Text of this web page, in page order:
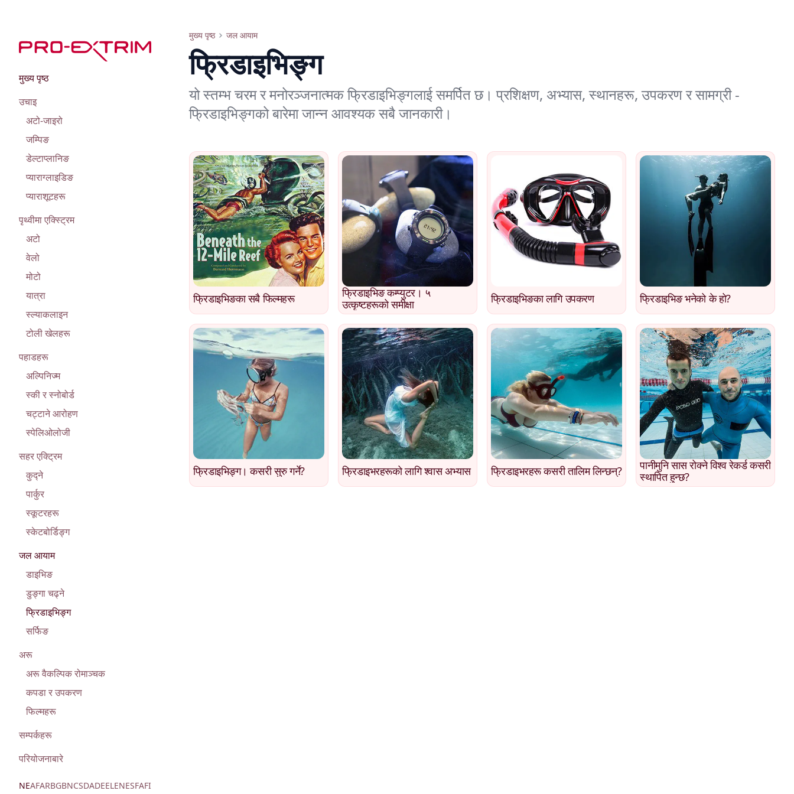
मुख्य पृष्ठ
उचाइ
अटो-जाइरो
जम्पिङ
डेल्टाप्लानिङ
प्याराग्लाइडिङ
प्याराशूटहरू
पृथ्वीमा एक्स्ट्रिम
अटो
वेलो
मोटो
यात्रा
स्ल्याकलाइन
टोली खेलहरू
पहाडहरू
अल्पिनिज्म
स्की र स्नोबोर्ड
चट्टाने आरोहण
स्पेलिओलोजी
सहर एक्ट्रिम
कुद्ने
पार्कुर
स्कूटरहरू
स्केटबोर्डिङ्ग
जल आयाम
डाइभिङ
डुङ्गा चढ्ने
फ्रिडाइभिङ्ग
सर्फिङ
अरू
अरू वैकल्पिक रोमाञ्चक
कपडा र उपकरण
फिल्महरू
सम्पर्कहरू
परियोजनाबारे
NEAFARBGBNCSDADEELENESFAFI
मुख्य पृष्ठ जल आयाम
फ्रिडाइभिङ्ग
फ्रिडाइभिङ्ग
यो स्तम्भ चरम र मनोरञ्जनात्मक फ्रिडाइभिङ्गलाई समर्पित छ। प्रशिक्षण, अभ्यास, स्थानहरू, उपकरण र सामग्री -
फ्रिडाइभिङ्गको बारेमा जान्न आवश्यक सबै जानकारी।
फ्रिडाइभिङका सबै फिल्महरू
फ्रिडाइभिङ कम्प्युटर। ५
उत्कृष्टहरूको समीक्षा
फ्रिडाइभिङका लागि उपकरण फ्रिडाइभिङ भनेको के हो?
फ्रिडाइभिङ्ग। कसरी सुरु गर्ने? फ्रिडाइभरहरूको लागि श्वास अभ्यास फ्रिडाइभरहरू कसरी तालिम लिन्छन्?
पानीमुनि सास रोक्ने विश्व रेकर्ड कसरी
स्थापित हुन्छ?